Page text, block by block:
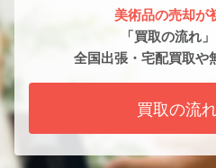
美術品の売却が
「買取の流れ
全国出張・宅配買取や
買取の流